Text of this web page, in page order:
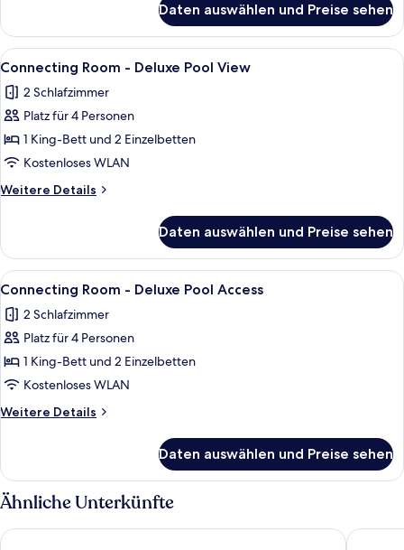
anzeigen
Pool
Access
Twin
Daten auswählen und Preise sehen
Alle
Fotos
für
Connecting
Room
-
Deluxe
Pool
anzeigen
Ein Hotelzimmer mit zwei Betten,
8
Connecting Room - Deluxe Pool View
2 Schlafzimmer
Platz für 4 Personen
1 King-Bett und 2 Einzelbetten
Kostenloses WLAN
Weitere Details
Weitere
Room
Deluxe
View
Daten auswählen und Preise sehen
Alle
Fotos
für
Connecting
Room
-
Deluxe
Pool
anzeigen
Ein Hotelzimmer mit Bett,
9
Connecting Room - Deluxe Pool Access
2 Schlafzimmer
Platz für 4 Personen
1 King-Bett und 2 Einzelbetten
Kostenloses WLAN
Weitere Details
Weitere
Room
-
Deluxe
Pool
Access
Daten auswählen und Preise sehen
Ähnliche Unterkünfte
Maikhao Palm Beach Resort Splash